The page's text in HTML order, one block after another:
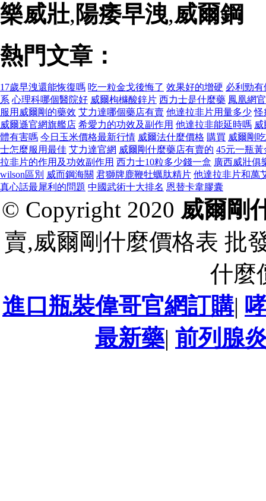
樂威壯, 陽痿早洩,威爾鋼
熱門文章：
17歲早洩還能恢復嗎 吃一粒金戈後悔了 效果好的增硬 必利勁
系 心理科哪個醫院好 威爾枸櫞酸鋅片 西力士是什麼藥 鳳凰網
服用威爾剛的藥效 艾力達哪個藥店有賣 他達拉非片用量多少 怪
威爾遜官網旗艦店 希愛力的功效及副作用 他達拉非能延時嗎
體有害嗎 今日玉米價格最新行情 威爾法什麼價格 購買 威爾剛
士怎麼服用最佳 艾力達官網 威爾剛什麼藥店有賣的 45元一瓶
拉非片的作用及功效副作用 西力士10粒多少錢一盒 廣西威壯俱
wilson區別 威而鋼海關 君獅牌鹿鞭牡蠣肽精片 他達拉非片和萬
真心話最犀利的問題 中國武術十大排名 恩替卡韋膠囊
© Copyright 2020 威爾剛
賣,威爾剛什麼價格表 批
什麼
進口瓶裝偉哥官網訂購|
最新藥| 前列腺